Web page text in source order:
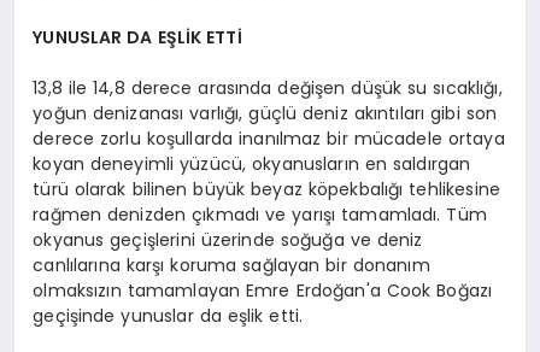
YUNUSLAR DA EŞLİK ETTİ
13,8 ile 14,8 derece arasında değişen düşük su sıcaklığı,
yoğun denizanası varlığı, güçlü deniz akıntıları gibi son
derece zorlu koşullarda inanılmaz bir mücadele ortaya
koyan deneyimli yüzücü, okyanusların en saldırgan
türü olarak bilinen büyük beyaz köpekbalığı tehlikesine
rağmen denizden çıkmadı ve yarışı tamamladı. Tüm
okyanus geçişlerini üzerinde soğuğa ve deniz
canlılarına karşı koruma sağlayan bir donanım
olmaksızın tamamlayan Emre Erdoğan'a Cook Boğazı
geçişinde yunuslar da eşlik etti.